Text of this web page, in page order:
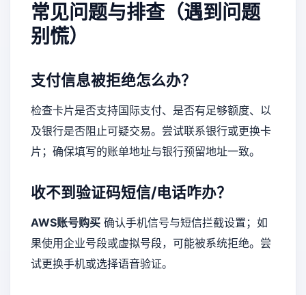
常见问题与排查（遇到问题
别慌）
支付信息被拒绝怎么办？
检查卡片是否支持国际支付、是否有足够额度、以
及银行是否阻止可疑交易。尝试联系银行或更换卡
片；确保填写的账单地址与银行预留地址一致。
收不到验证码短信/电话咋办？
AWS账号购买 确认手机信号与短信拦截设置；如
果使用企业号段或虚拟号段，可能被系统拒绝。尝
试更换手机或选择语音验证。